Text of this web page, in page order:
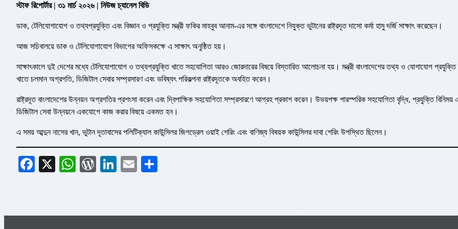
স্টাফ রিপোর্টার | ৩১ মার্চ ২০২৬ | নিউজ চ্যানেল বিডি
ডাক, টেলিযোগাযোগ ও তথ্যপ্রযুক্তি এবং বিজ্ঞান ও প্রযুক্তি মন্ত্রী ফকির মাহবুব আনাম-এর সঙ্গে বাংলাদেশে নিযুক্ত ভুটানের রাষ্ট্রদূত দাসো কর্মা হামু দর্জি সাক্ষাৎ করেছেন।
আজ সচিবালয়ে ডাক ও টেলিযোগাযোগ বিভাগের অফিসকক্ষে এ সাক্ষাৎ অনুষ্ঠিত হয়।
সাক্ষাৎকালে দুই দেশের মধ্যে টেলিযোগাযোগ ও তথ্যপ্রযুক্তি খাতে সহযোগিতা আরও জোরদারের বিষয়ে বিস্তারিত আলোচনা হয়। মন্ত্রী বাংলাদেশের তথ্য ও যোগাযোগ প্রযুক্তি
খাতে চলমান অগ্রগতি, ডিজিটাল সেবার সম্প্রসারণ এবং ভবিষ্যৎ পরিকল্পনা রাষ্ট্রদূতকে অবহিত করেন।
রাষ্ট্রদূত বাংলাদেশের উন্নয়ন অগ্রগতির প্রশংসা করেন এবং দ্বিপাক্ষিক সহযোগিতা সম্প্রসারণে আগ্রহ প্রকাশ করেন। উভয়পক্ষ পারস্পরিক সহযোগিতা বৃদ্ধি, প্রযুক্তি বিনিময়
ডিজিটাল সেবা উন্নয়নে একযোগে কাজ করার বিষয়ে একমত হন।
এ সময় আব্দুন নাসের খান, ভুটান দূতাবাসের পলিটিক্যাল কাউন্সিলর জিগড্রেল ওয়াই শেরিং এবং বাণিজ্য বিষয়ক কাউন্সিলর দাবা শেরিং উপস্থিত ছিলেন।
Facebook
X WhatsApp
WordPress
LinkedIn
Email